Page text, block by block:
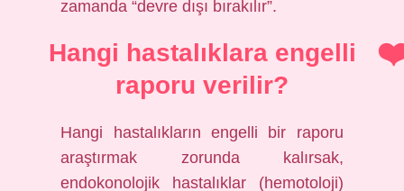
zamanda “devre dışı bırakılır”.
Hangi hastalıklara engelli
raporu verilir?
Hangi hastalıkların engelli bir raporu
araştırmak zorunda kalırsak,
endokonolojik hastalıklar (hemotoloji)